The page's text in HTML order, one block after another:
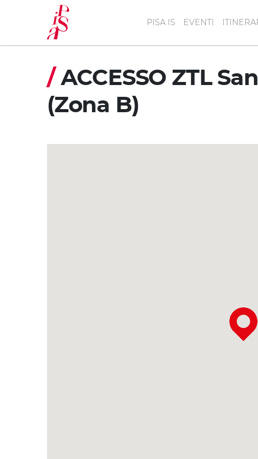
principale
PISA IS EVENTI
/ ACCESSO ZTL
(Zona B)